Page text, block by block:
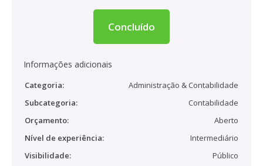
Concluído
Informações adicionais
Categoria:
Administração & Contabilidade
Subcategoria:
Contabilidade
Orçamento:
Aberto
Nível de experiência:
Intermediário
Visibilidade:
Público